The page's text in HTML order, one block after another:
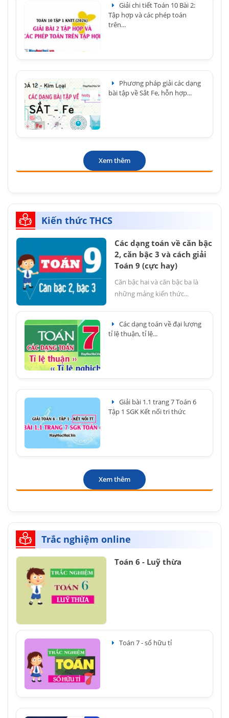
Giải chi tiết Toán 10 Bài 2:
Tập hợp và các phép toán
trên...
Phương pháp giải các dạng
bài tập về Sắt Fe, hỗn hợp...
Xem thêm
Kiến thức THCS
Các dạng toán về căn bậc
2, căn bậc 3 và cách giải
Toán 9 (cực hay)
Căn bậc hai và căn bậc ba là
những mảng kiến thức...
Các dạng toán về đại lượng
tỉ lệ thuận, tỉ lệ...
Giải bài 1.1 trang 7 Toán 6
Tập 1 SGK Kết nối tri thức
Xem thêm
Trắc nghiệm online
Toán 6 - Luỹ thừa
Toán 7 - số hữu tỉ